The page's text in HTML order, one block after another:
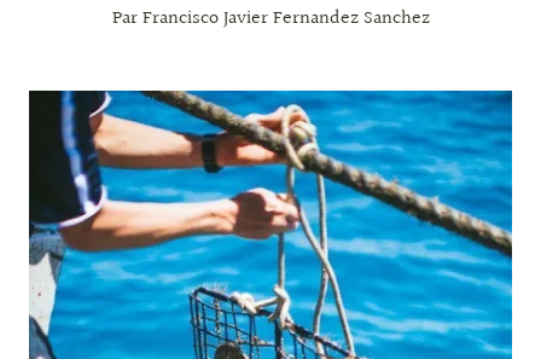
Par Francisco Javier Fernandez Sanchez